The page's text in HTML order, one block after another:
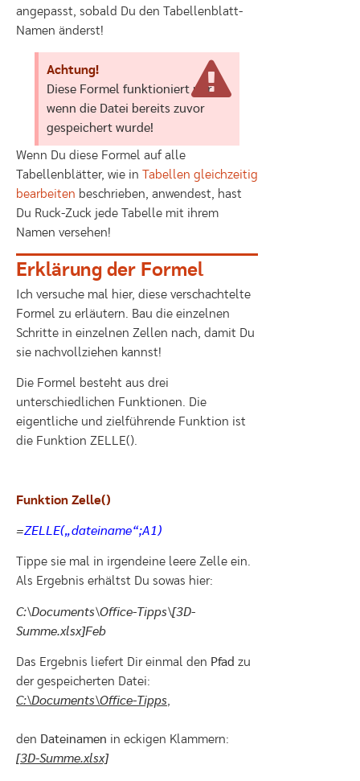
angepasst, sobald Du den Tabellenblatt-
Namen änderst!
Achtung!
Diese Formel funktioniert nur,
wenn die Datei bereits zuvor
gespeichert wurde!
Wenn Du diese Formel auf alle
Tabellenblätter, wie in Tabellen gleichzeitig
bearbeiten beschrieben, anwendest, hast
Du Ruck-Zuck jede Tabelle mit ihrem
Namen versehen!
Erklärung der Formel
Ich versuche mal hier, diese verschachtelte
Formel zu erläutern. Bau die einzelnen
Schritte in einzelnen Zellen nach, damit Du
sie nachvollziehen kannst!
Die Formel besteht aus drei
unterschiedlichen Funktionen. Die
eigentliche und zielführende Funktion ist
die Funktion ZELLE().
Funktion Zelle()
=ZELLE(„dateiname“;A1)
Tippe sie mal in irgendeine leere Zelle ein.
Als Ergebnis erhältst Du sowas hier:
C:\Documents\Office-Tipps\[3D-
Summe.xlsx]Feb
Das Ergebnis liefert Dir einmal den Pfad zu
der gespeicherten Datei:
C:\Documents\Office-Tipps,
den Dateinamen in eckigen Klammern:
[3D-Summe.xlsx]